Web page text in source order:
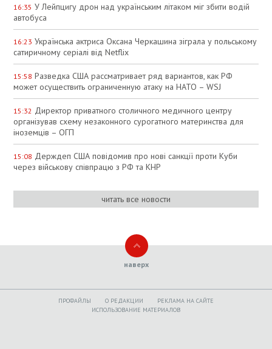
16:35 У Лейпцигу дрон над українським літаком міг збити водій
автобуса
16:23 Українська актриса Оксана Черкашина зіграла у польському
сатиричному серіалі від Netflix
15:58 Разведка США рассматривает ряд вариантов, как РФ
может осуществить ограниченную атаку на НАТО – WSJ
15:32 Директор приватного столичного медичного центру
організував схему незаконного сурогатного материнства для
іноземців – ОГП
15:08 Держдеп США повідомив про нові санкції проти Куби
через військову співпрацю з РФ та КНР
читать все новости
наверх
ПРОФАЙЛЫ O РЕДАКЦИИ
РЕКЛАМА НА САЙТЕ
ИСПОЛЬЗОВАНИЕ МАТЕРИАЛОВ